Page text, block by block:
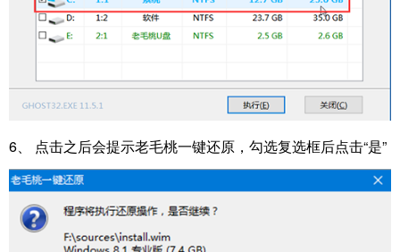
6、 点击之后会提示老毛桃一键还原，勾选复选框后点击“是”